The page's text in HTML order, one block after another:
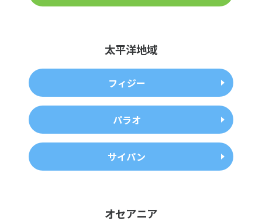
太平洋地域
フィジー
パラオ
サイパン
オセアニア